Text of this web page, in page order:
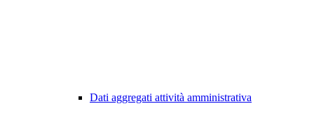
Dati aggregati attività amministrativa